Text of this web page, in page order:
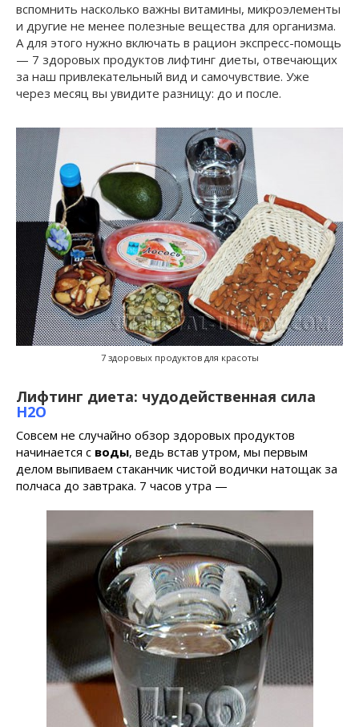
вспомнить насколько важны витамины, микроэлементы
и другие не менее полезные вещества для организма.
А для этого нужно включать в рацион экспресс-помощь
— 7 здоровых продуктов лифтинг диеты, отвечающих
за наш привлекательный вид и самочувствие. Уже
через месяц вы увидите разницу: до и после.
7 здоровых продуктов для красоты
Лифтинг диета: чудодейственная сила
H2O
Совсем не случайно обзор здоровых продуктов
начинается с воды, ведь встав утром, мы первым
делом выпиваем стаканчик чистой водички натощак за
полчаса до завтрака. 7 часов утра —